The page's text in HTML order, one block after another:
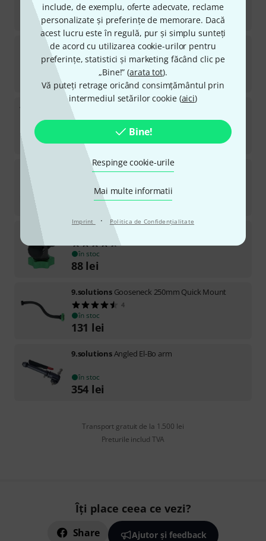
include, de exemplu, oferte adecvate, reclame
personalizate și preferințe de memorare. Dacă
acest lucru este în regulă, pur și simplu sunteți
de acord cu utilizarea cookie-urilor pentru
preferințe, statistici și marketing făcând clic pe
„Bine!” (arata tot).
Vă puteți retrage oricând consimțământul prin
intermediul setărilor cookie (aici)
Bine!
Respinge cookie-urile
Mai multe informatii
Imprint · Politica de Confidenţialitate
în stoc
398lei
9.solutions Ex-sus pole
417lei
4
77lei
9.solutionsStage Tablet Holder Bundle 1
în stoc
lei
QM Angle Joint
în stoc
88 lei
9.solutions Gooseneck 250mm Quick Mount
4
în stoc
131 lei
9.solutionsAngled El-Bo arm
în stoc
354 lei
Transport gratuit de la 1.500 lei
Preturile includ TVA
Îți place ceea ce vezi?
Share Ajutor și feedback